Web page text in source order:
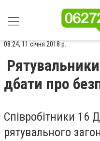
08:24, 11 січня 2018 р.
дбати про
Співробітники 16
рятувального